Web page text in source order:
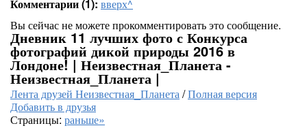
Комментарии (1): вверх^
Вы сейчас не можете прокомментировать это сообщение.
Дневник 11 лучших фото с Конкурса
фотографий дикой природы 2016 в
Лондоне! | Неизвестная_Планета -
Неизвестная_Планета |
Лента друзей Неизвестная_Планета/Полная версия
Добавить в друзья
Страницы: раньше»